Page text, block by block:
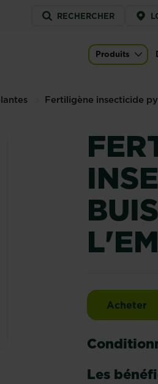
Service
menu
RECHERCHER
Main
Produits
Fertiligène insecticide
Acheter
Les
du buis express